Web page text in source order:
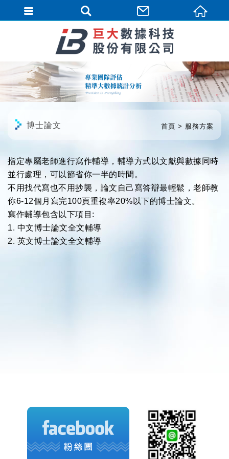
首頁 服務方案
博士論文
指定專屬老師進行寫作輔導，輔導方式以文獻與數據同時
並行處理 ，可以節省你一半的時間 。
不用找代寫也不用抄襲，論文自己寫答辯最輕鬆 ，老師教
你6-12個月寫完100頁重複率20%以下的博士論文。
寫作輔導包含以下項目 :
1. 中文博士論文全文輔導
2. 英文博士論文全文輔導
繁體中文